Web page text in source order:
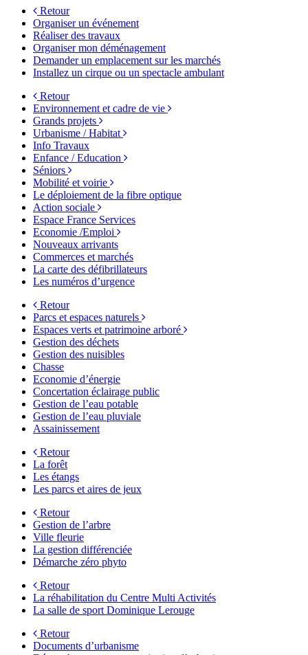
Retour
Organiser un événement
Réaliser des travaux
Organiser mon déménagement
Demander un emplacement sur les marchés
Installez un cirque ou un spectacle ambulant
Retour
Environnement et cadre de vie
Grands projets
Urbanisme / Habitat
Info Travaux
Enfance / Education
Séniors
Mobilité et voirie
Le déploiement de la fibre optique
Action sociale
Espace France Services
Economie /Emploi
Nouveaux arrivants
Commerces et marchés
La carte des défibrillateurs
Les numéros d’urgence
Retour
Parcs et espaces naturels
Espaces verts et patrimoine arboré
Gestion des déchets
Gestion des nuisibles
Chasse
Economie d’énergie
Concertation éclairage public
Gestion de l’eau potable
Gestion de l’eau pluviale
Assainissement
Retour
La forêt
Les étangs
Les parcs et aires de jeux
Retour
Gestion de l’arbre
Ville fleurie
La gestion différenciée
Démarche zéro phyto
Retour
La réhabilitation du Centre Multi Activités
La salle de sport Dominique Lerouge
Retour
Documents d’urbanisme